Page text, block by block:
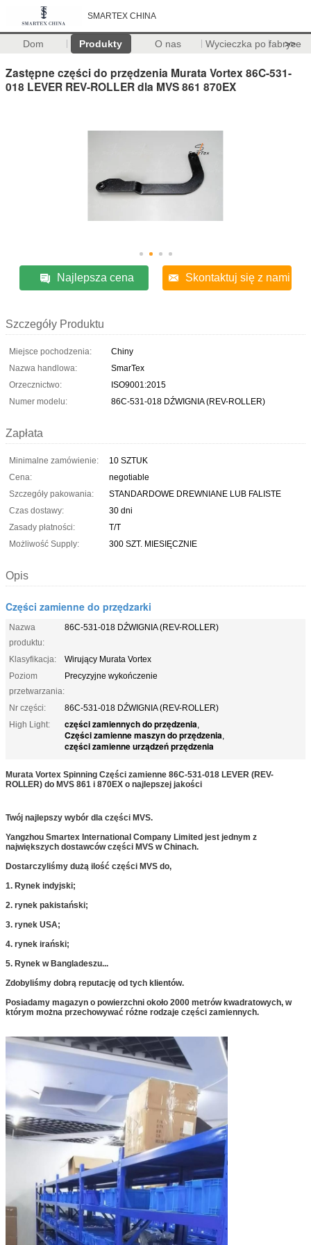
SMARTEX CHINA
Dom Produkty O nas Wycieczka po fabryce
>>
Zastępne części do przędzenia Murata Vortex 86C-531-
018 LEVER REV-ROLLER dla MVS 861 870EX
Najlepsza cena Skontaktuj się z nami
Szczegóły Produktu
Miejsce pochodzenia:
Chiny
Nazwa handlowa:
SmarTex
Orzecznictwo:
ISO9001:2015
Numer modelu:
86C-531-018 DŹWIGNIA (REV-ROLLER)
Zapłata
Minimalne zamówienie:
10 SZTUK
Cena:
negotiable
Szczegóły pakowania:
STANDARDOWE DREWNIANE LUB FALISTE
Czas dostawy:
30 dni
Zasady płatności:
T/T
Możliwość Supply:
300 SZT. MIESIĘCZNIE
Opis
Części zamienne do przędzarki
Nazwa
produktu:
86C-531-018 DŹWIGNIA (REV-ROLLER)
Klasyfikacja:
Wirujący Murata Vortex
Poziom
przetwarzania:
Precyzyjne wykończenie
Nr części:
86C-531-018 DŹWIGNIA (REV-ROLLER)
High Light:
części zamiennych do przędzenia,
Części zamienne maszyn do przędzenia,
części zamienne urządzeń przędzenia
Murata Vortex Spinning Części zamienne 86C-531-018 LEVER (REV-
ROLLER)​ do MVS 861 i 870EX o najlepszej jakości
Twój najlepszy wybór dla części MVS.
Yangzhou Smartex International Company Limited jest jednym z
największych dostawców części MVS w Chinach.
Dostarczyliśmy dużą ilość części MVS do,
1. Rynek indyjski;
2. rynek pakistański;
3. rynek USA;
4. rynek irański;
5. Rynek w Bangladeszu...
Zdobyliśmy dobrą reputację od tych klientów.
Posiadamy magazyn o powierzchni około 2000 metrów kwadratowych, w
którym można przechowywać różne rodzaje części zamiennych.